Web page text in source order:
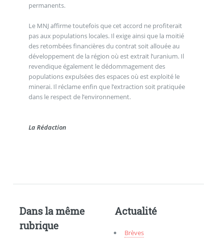
permanents.
Le MNJ affirme toutefois que cet accord ne profiterait
pas aux populations locales. Il exige ainsi que la moitié
des retombées financières du contrat soit allouée au
développement de la région où est extrait l’uranium. Il
revendique également le dédommagement des
populations expulsées des espaces où est exploité le
minerai. Il réclame enfin que l’extraction soit pratiquée
dans le respect de l’environnement.
La Rédaction
Dans la même
rubrique
Actualité
Brèves